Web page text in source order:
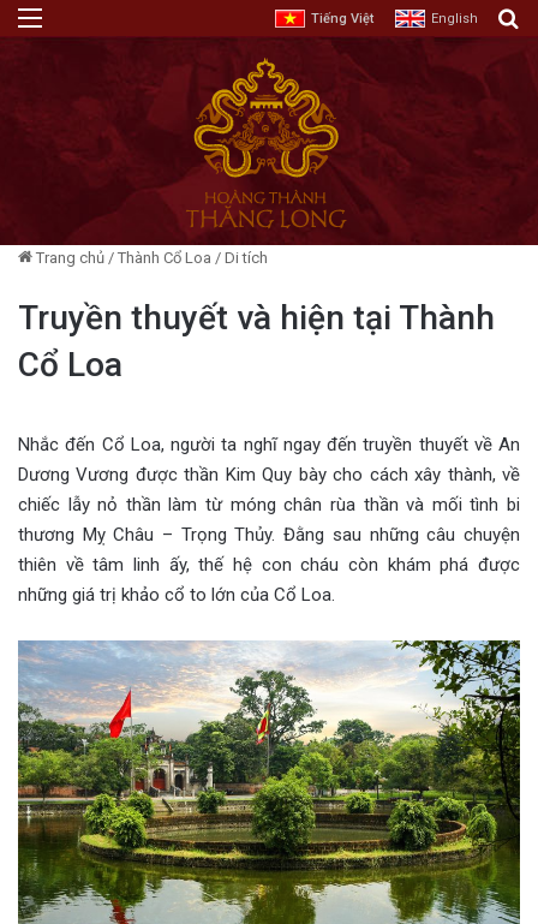
Tiếng Việt English
Trang chủ / Thành Cổ Loa / Di tích
Truyền thuyết và hiện tại Thành
Cổ Loa
Nhắc đến Cổ Loa, người ta nghĩ ngay đến truyền thuyết về An
Dương Vương được thần Kim Quy bày cho cách xây thành, về
chiếc lẫy nỏ thần làm từ móng chân rùa thần và mối tình bi
thương Mỵ Châu – Trọng Thủy. Đằng sau những câu chuyện
thiên về tâm linh ấy, thế hệ con cháu còn khám phá được
những giá trị khảo cổ to lớn của Cổ Loa.